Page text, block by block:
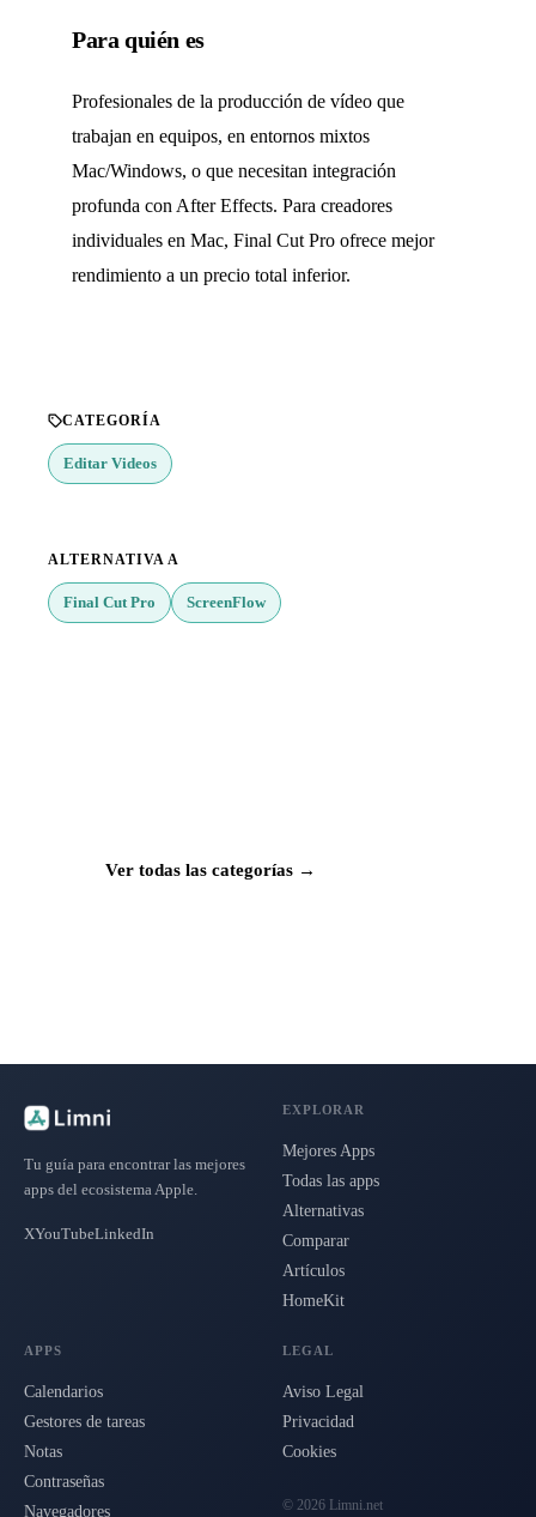
Para quién es
Profesionales de la producción de vídeo que
trabajan en equipos, en entornos mixtos
Mac/Windows, o que necesitan integración
profunda con After Effects. Para creadores
individuales en Mac, Final Cut Pro ofrece mejor
rendimiento a un precio total inferior.
CATEGORÍA
Editar Videos
ALTERNATIVA A
Final Cut Pro ScreenFlow
Ver todas las categorías →
Tu guía para encontrar las mejores
apps del ecosistema Apple.
XYouTubeLinkedIn
EXPLORAR
Mejores Apps
Todas las apps
Alternativas
Comparar
Artículos
HomeKit
APPS
Calendarios
Gestores de tareas
Notas
Contraseñas
Navegadores
LEGAL
Aviso Legal
Privacidad
Cookies
© 2026 Limni.net